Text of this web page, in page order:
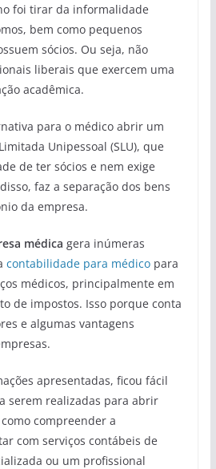
foi tirar da informalidade
bem como pequenos
sócios. Ou seja, não
liberais que exercem uma
acadêmica.
para o médico abrir um
Unipessoal (SLU), que
de ter sócios e nem exige
faz a separação dos bens
da empresa.
médica gera inúmeras
contabilidade para médicopara
médicos, principalmente em
de impostos. Isso porque conta
e algumas vantagens
apresentadas, ficou fácil
serem realizadas para abrir
como compreender a
com serviços contábeis de
ou um profissional